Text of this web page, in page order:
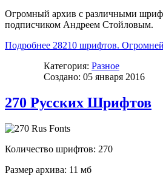
Огромный архив с различными
подписчиком Андреем Стойловым.
Подробнее 28210 шрифтов.
Категория: Разное
Создано: 05 января 2016
270 Русских Шрифтов
Количество шрифтов: 270
Размер архива: 11 мб